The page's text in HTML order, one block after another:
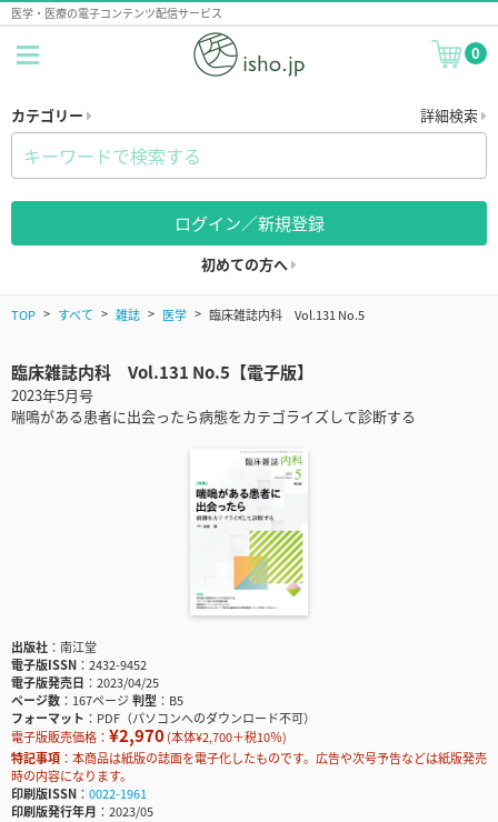
医学・医療の電子コンテンツ配信サービス
0
カテゴリー 詳細検索
ログイン／新規登録
初めての方へ
TOP すべて 雑誌 医学 臨床雑誌内科 Vol.131 No.5
臨床雑誌内科 Vol.131 No.5【電子版】
2023年5月号
喘鳴がある患者に出会ったら病態をカテゴライズして診断する
出版社
南江堂
電子版ISSN
2432-9452
電子版発売日
2023/04/25
ページ数
167ページ判型
B5
フォーマット
PDF（パソコンへのダウンロード不可）
電子版販売価格： ¥2,970(本体¥2,700＋税10％)
特記事項
本商品は紙版の誌面を電子化したものです。広告や次号予告などは紙版発売
時の内容になります。
印刷版ISSN
0022-1961
印刷版発行年月
2023/05